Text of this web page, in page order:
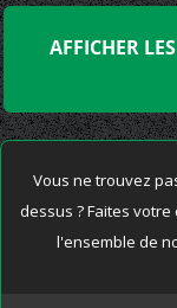
AFFICHER
Vous ne trouvez
dessus ? Faites
l'ensemble de